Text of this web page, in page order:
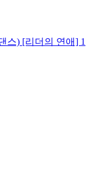
스) [리더의 연애] 1